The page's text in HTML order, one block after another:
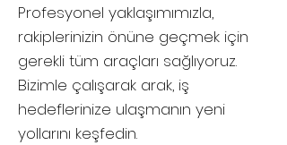
Profesyonel yaklaşımımızla,
rakiplerinizin önüne geçmek için
gerekli tüm araçları sağlıyoruz.
Bizimle çalışarak arak, iş
hedeflerinize ulaşmanın yeni
yollarını keşfedin.